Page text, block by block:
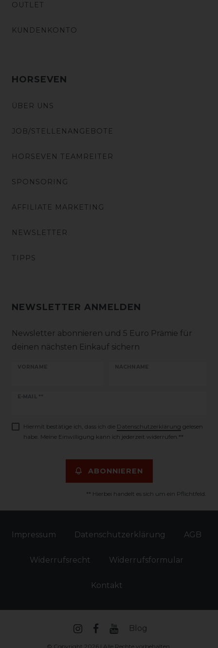
OUTLET
KUNDENKONTO
HORSEVEN
ÜBER UNS
JOB/STELLENANGEBOTE
HORSEVEN TEAMREITER
SPONSORING
AFFILIATE MARKETING
NEWSLETTER
TIPPS
NEWSLETTER ANMELDEN
Newsletter abonnieren und 5 Euro Prämie für
deinen nächsten Einkauf sichern
VORNAME NACHNAME
E-MAIL **
Newsletter
Hiermit bestätige ich, dass ich die Daten­schutz­erklärung gelesen
habe. Meine Einwilligung kann ich jederzeit widerrufen.**
ABONNIEREN
** Hierbei handelt es sich um ein Pflichtfeld.
Impressum Daten­schutz­erklärung AGB
Widerrufs­recht Widerrufs­formular
Kontakt
Blog
© Copyright 2026 | Alle Rechte vorbehalten.